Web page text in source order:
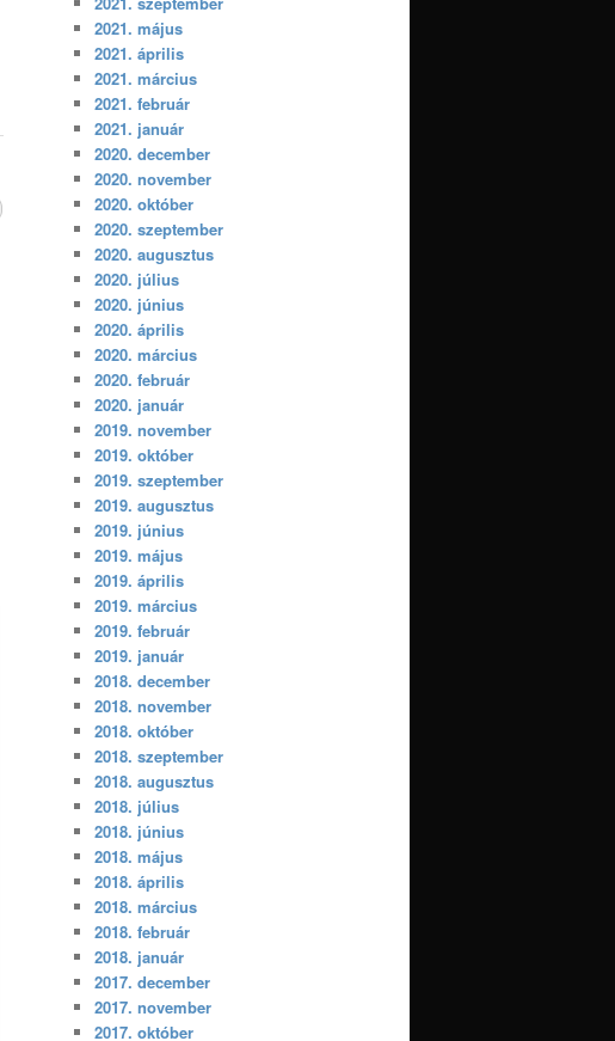
2021. május
2021. április
2021. március
2021. február
2021. január
2020. december
2020. november
2020. október
2020. szeptember
2020. augusztus
2020. július
2020. június
2020. április
2020. március
2020. február
2020. január
2019. november
2019. október
2019. szeptember
2019. augusztus
2019. június
2019. május
2019. április
2019. március
2019. február
2019. január
2018. december
2018. november
2018. október
2018. szeptember
2018. augusztus
2018. július
2018. június
2018. május
2018. április
2018. március
2018. február
2018. január
2017. december
2017. november
2017. október